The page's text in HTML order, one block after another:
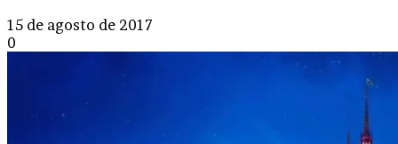
15 de agosto de 2017
0